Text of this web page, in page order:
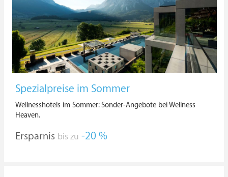
Spezialpreise im Sommer
Wellnesshotels im Sommer: Sonder-Angebote bei Wellness
Heaven.
Ersparnis bis zu -20 %